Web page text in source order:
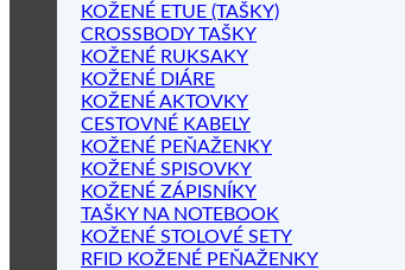
KOŽENÉ ETUE (TAŠKY)
CROSSBODY TAŠKY
KOŽENÉ RUKSAKY
KOŽENÉ DIÁRE
KOŽENÉ AKTOVKY
CESTOVNÉ KABELY
KOŽENÉ PEŇAŽENKY
KOŽENÉ SPISOVKY
KOŽENÉ ZÁPISNÍKY
TAŠKY NA NOTEBOOK
KOŽENÉ STOLOVÉ SETY
RFID KOŽENÉ PEŇAŽENKY